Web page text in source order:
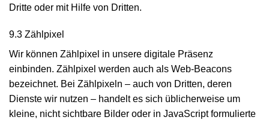
Dritte oder mit Hilfe von Dritten.
9.3 Zählpixel
Wir können Zählpixel in unsere digitale Präsenz
einbinden. Zählpixel werden auch als Web-Beacons
bezeichnet. Bei Zählpixeln – auch von Dritten, deren
Dienste wir nutzen – handelt es sich üblicher­weise um
kleine, nicht sicht­bare Bilder oder in JavaScript formulierte